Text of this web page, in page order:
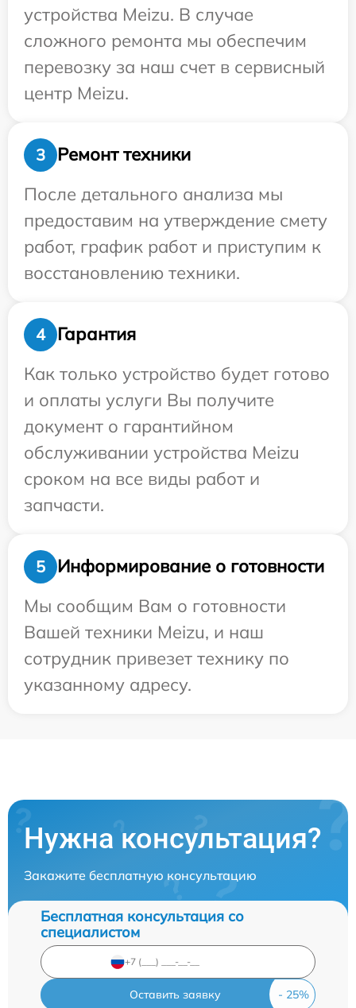
устройства Meizu. В случае
сложного ремонта мы обеспечим
перевозку за наш счет в сервисный
центр Meizu.
3
Ремонт техники
После детального анализа мы
предоставим на утверждение смету
работ, график работ и приступим к
восстановлению техники.
4
Гарантия
Как только устройство будет готово
и оплаты услуги Вы получите
документ о гарантийном
обслуживании устройства Meizu
сроком на все виды работ и
запчасти.
5
Информирование о готовности
Мы сообщим Вам о готовности
Вашей техники Meizu, и наш
сотрудник привезет технику по
указанному адресу.
Нужна консультация?
Закажите бесплатную консультацию
Бесплатная консультация со
специалистом
Оставить заявку